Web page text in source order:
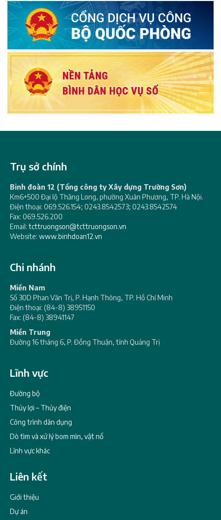
Trụ sở chính
Binh đoàn 12 (Tổng công ty Xây dựng Trường Sơn)
Km6+500 Đại lộ Thăng Long, phường Xuân Phương, TP. Hà Nội.
Điện thoại: 069.526.154; 0243.8542573; 0243.8542574
Fax: 069.526.200
Email: tcttruongson@tcttruongson.vn
Website: www.binhdoan12.vn
Chi nhánh
Miền Nam
Số 30D Phan Văn Trị, P. Hạnh Thông, TP. Hồ Chí Minh
Điện thoại: (84-8) 38951150
Fax: (84-8) 38941147
Miền Trung
Đường 16 tháng 6, P. Đồng Thuận, tỉnh Quảng Trị
Lĩnh vực
Đường bộ
Thủy lợi – Thủy điện
Công trình dân dụng
Dò tìm và xử lý bom mìn, vật nổ
Lĩnh vực khác
Liên kết
Giới thiệu
Dự án